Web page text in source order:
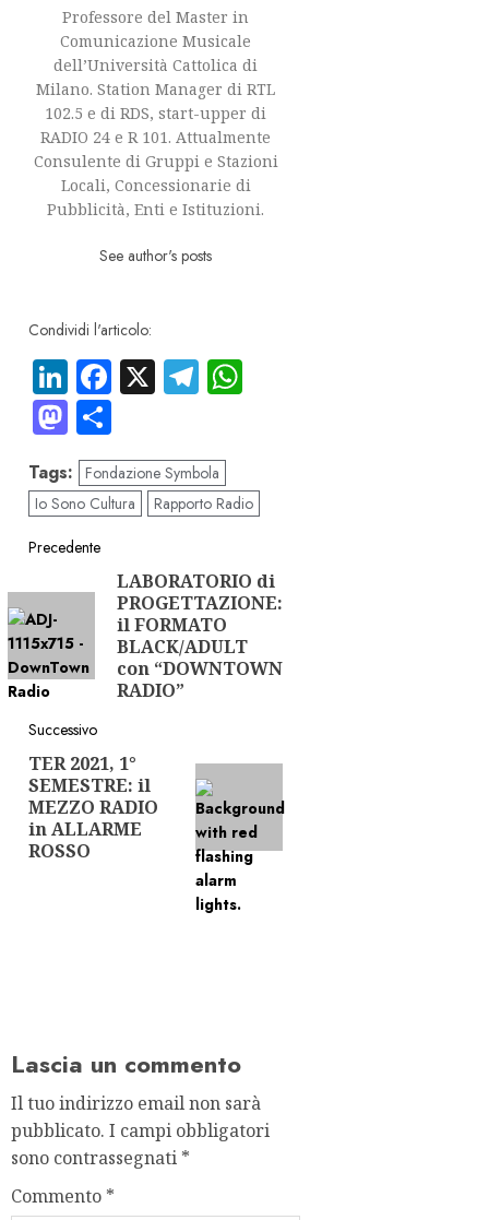
Professore del Master in
Comunicazione Musicale
dell’Università Cattolica di
Milano. Station Manager di RTL
102.5 e di RDS, start-upper di
RADIO 24 e R 101. Attualmente
Consulente di Gruppi e Stazioni
Locali, Concessionarie di
Pubblicità, Enti e Istituzioni.
See author's posts
Condividi l'articolo:
LinkedIn
Facebook
X Telegram
Mastodon
Tags: Fondazione Symbola
Io Sono Cultura
Rapporto Radio
Navigazione
articolo
Precedente
precedente:
LABORATORIO di
PROGETTAZIONE:
il FORMATO
BLACK/ADULT
con “DOWNTOWN
RADIO”
Successivo
Articolo
successivo:
TER 2021, 1°
SEMESTRE: il
MEZZO RADIO
in ALLARME
ROSSO
Lascia un commento
Il tuo indirizzo email non sarà
pubblicato. I campi obbligatori
sono contrassegnati *
Commento *